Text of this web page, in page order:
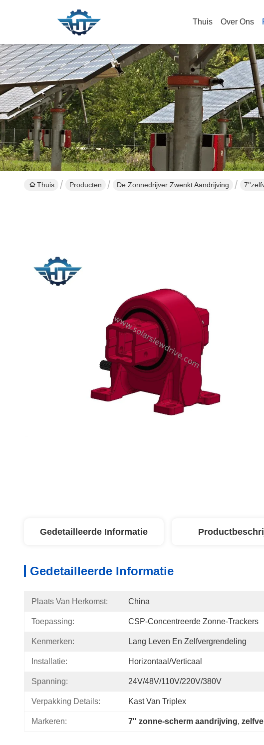
Thuis Over Ons
Thuis Producten De Zonnedrijver Zwenkt Aandrijving
Gedetailleerde Informatie
Gedetailleerde Informatie
Plaats Van Herkomst: China
Toepassing: CSP-Concentreerde Zonne-Trackers
Kenmerken: Lang Leven En Zelfvergrendeling
Installatie: Horizontaal/verticaal
Spanning: 24V/48V/110V/220V/380V
Verpakking Details: Kast Van Triplex
Markeren: 7'' zonne-scherm aandrijving,